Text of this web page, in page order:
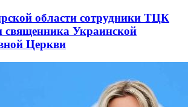
области сотрудники ТЦК
священника Украинской
Церкви